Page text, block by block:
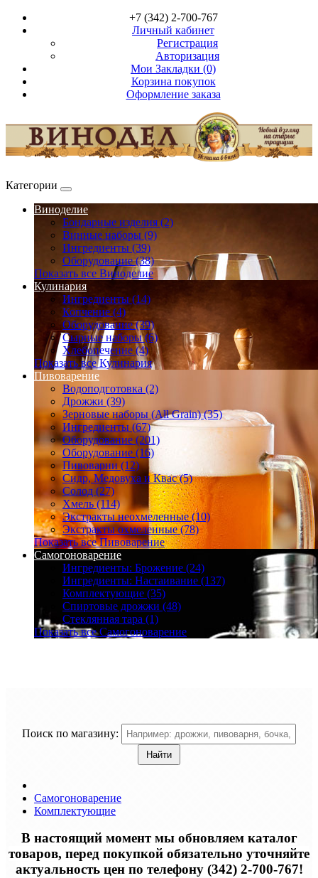
+7 (342) 2-700-767
Личный кабинет
Регистрация
Авторизация
Мои Закладки (0)
Корзина покупок
Оформление заказа
Категории
Виноделие
Бондарные изделия (2)
Винные наборы (9)
Ингредиенты (39)
Оборудование (38)
Показать все Виноделие
Кулинария
Ингредиенты (14)
Копчение (4)
Оборудование (39)
Сырные наборы (6)
Хлебопечение (4)
Показать все Кулинария
Пивоварение
Водоподготовка (2)
Дрожжи (39)
Зерновые наборы (All Grain) (35)
Ингредиенты (67)
Оборудование (201)
Оборудование (16)
Пивоварни (12)
Сидр, Медовуха и Квас (5)
Солод (27)
Хмель (114)
Экстракты неохмеленные (10)
Экстракты охмеленные (78)
Показать все Пивоварение
Самогоноварение
Ингредиенты: Брожение (24)
Ингредиенты: Настаивание (137)
Комплектующие (35)
Спиртовые дрожжи (48)
Стеклянная тара (1)
Показать все Самогоноварение
Поиск по магазину:
Самогоноварение
Комплектующие
В настоящий момент мы обновляем каталог
товаров, перед покупкой обязательно уточняйте
актуальность цен по телефону (342) 2-700-767!